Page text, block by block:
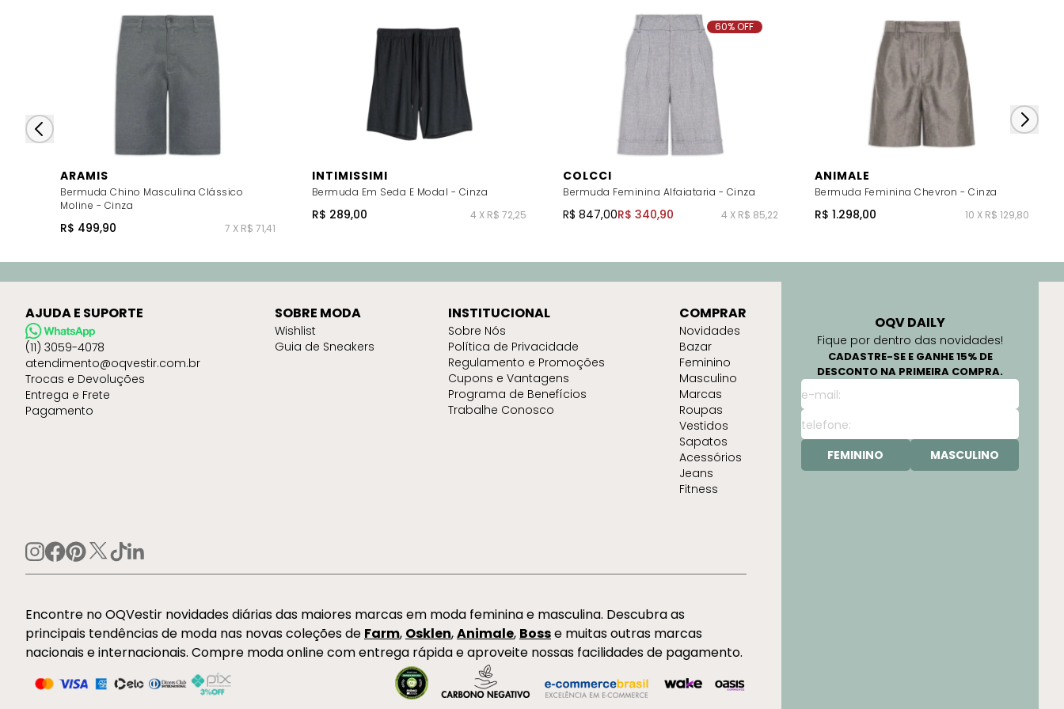
ARAMIS
Bermuda Chino Masculina Clássico
Moline - Cinza
R$ 499,90 7 X R$ 71,41
INTIMISSIMI
Bermuda Em Seda E Modal - Cinza
R$ 289,00 4 X R$ 72,25
COLCCI
Bermuda Feminina Alfaiataria - Cinza
R$ 847,00R$ 340,90 4 X R$ 85,22
60% OFF
ANIMALE
Bermuda Feminina Chevron - Cinza
R$ 1.298,00 10 X R$ 129,80
OQV DAILY
Fique por dentro das novidades!
CADASTRE-SE E GANHE 15% DE
DESCONTO NA PRIMEIRA COMPRA.
FEMININO MASCULINO
AJUDA E SUPORTE
(11) 3059-4078
atendimento@oqvestir.com.br
Trocas e Devoluções
Entrega e Frete
Pagamento
SOBRE MODA
Wishlist
Guia de Sneakers
INSTITUCIONAL
Sobre Nós
Política de Privacidade
Regulamento e Promoções
Cupons e Vantagens
Programa de Benefícios
Trabalhe Conosco
COMPRAR
Novidades
Bazar
Feminino
Masculino
Marcas
Roupas
Vestidos
Sapatos
Acessórios
Jeans
Fitness
Encontre no OQVestir novidades diárias das maiores marcas em moda feminina e masculina. Descubra as
principais tendências de moda nas novas coleções de Farm, Osklen,Animale, Bosse muitas outras marcas
nacionais e internacionais. Compre moda online com entrega rápida e aproveite nossas facilidades de pagamento.